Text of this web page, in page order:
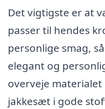
Det vigtigste er at
passer til hendes
personlige smag,
elegant og
overveje
jakkesæt i gode